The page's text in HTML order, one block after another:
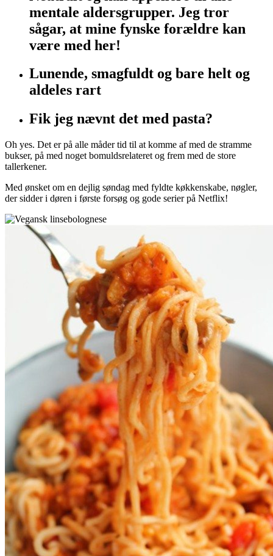
mentale aldersgrupper. Jeg tror
sågar, at mine fynske forældre kan
være med her!
Lunende, smagfuldt og bare helt og
aldeles rart
Fik jeg nævnt det med pasta?
Oh yes. Det er på alle måder tid til at komme af med de stramme
bukser, på med noget bomuldsrelateret og frem med de store
tallerkener.
Med ønsket om en dejlig søndag med fyldte køkkenskabe, nøgler,
der sidder i døren i første forsøg og gode serier på Netflix!